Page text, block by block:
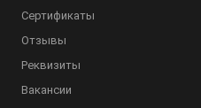
Сертификаты
Отзывы
Реквизиты
Вакансии